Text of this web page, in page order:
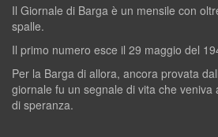
Il Giornale di Barga è un mensile con
spalle.
Il primo numero esce il 29 maggio del
Per la Barga di allora, ancora provata
giornale fu un segnale di vita che veniva
di speranza.